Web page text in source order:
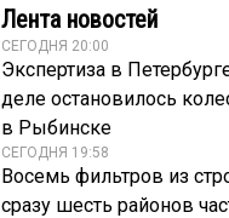
Лента новостей
СЕГОДНЯ 20:00
Экспертиза в
деле остановилось
в Рыбинске
СЕГОДНЯ 19:58
Восемь фильтров из
сразу шесть районов